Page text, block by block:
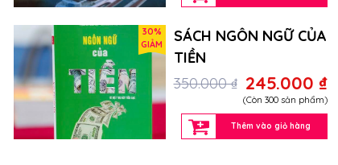
30%
GIẢM
SÁCH NGÔN NGỮ CỦA
TIỀN
350.000 ₫ 245.000 ₫
(Còn 300 sản phẩm)
Thêm vào giỏ hàng